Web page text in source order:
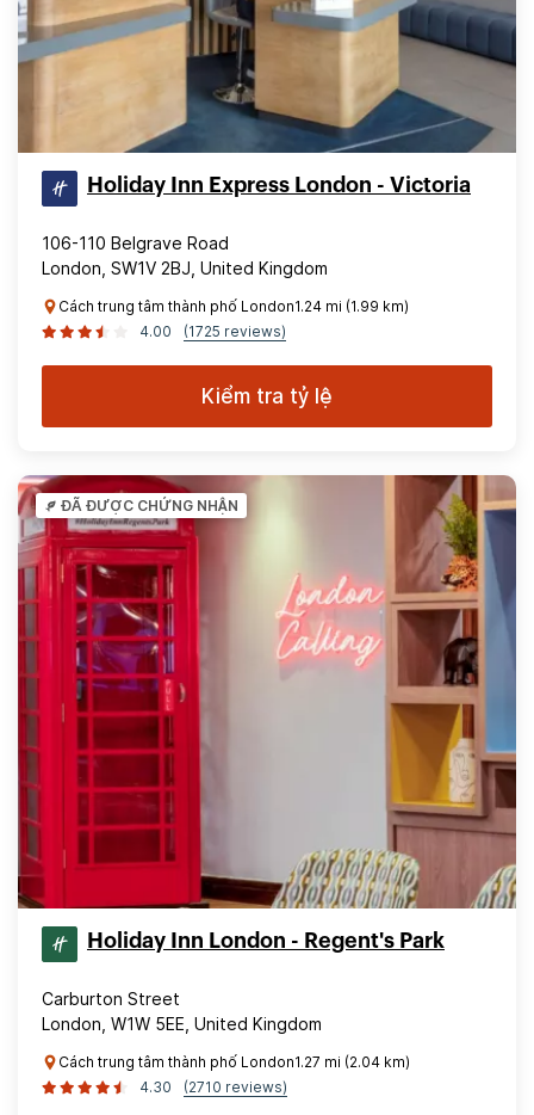
Holiday Inn Express London - Victoria
106-110 Belgrave Road
London, SW1V 2BJ, United Kingdom
Cách trung tâm thành phố London1.24 mi (1.99 km)
4.00
(1725 reviews)
Kiểm tra tỷ lệ
ĐÃ ĐƯỢC CHỨNG NHẬN
Holiday Inn London - Regent's Park
Carburton Street
London, W1W 5EE, United Kingdom
Cách trung tâm thành phố London1.27 mi (2.04 km)
4.30
(2710 reviews)